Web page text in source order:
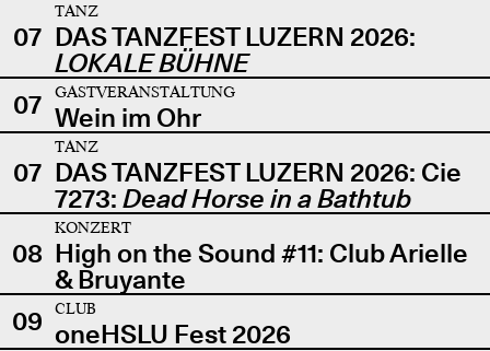
07
TANZ
DAS TANZFEST LUZERN 2026:
LOKALE BÜHNE
07
GASTVERANSTALTUNG
Wein im Ohr
07
TANZ
DAS TANZFEST LUZERN 2026: Cie
7273: Dead Horse in a Bathtub
08
KONZERT
High on the Sound #11: Club Arielle
& Bruyante
09
CLUB
oneHSLU Fest 2026